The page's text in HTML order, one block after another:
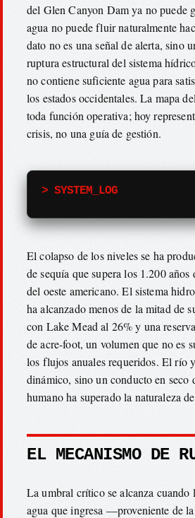
del Glen Canyon Dam ya no puede
agua no puede fluir naturalmente
dato no es una señal de alerta, sino
ruptura estructural del sistema
no contiene suficiente agua para
los estados occidentales. La mapa
toda función operativa; hoy
crisis, no una guía de gestión.
> SYSTEM_LOG
El colapso de los niveles se ha
de sequía que supera los 1.200
del oeste americano. El sistema
ha alcanzado menos de la mitad de
con Lake Mead al 26% y una
de acre-foot, un volumen que no es
los flujos anuales requeridos. El río
dinámico, sino un conducto en seco
humano ha superado la naturaleza
EL MECANISMO DE
La umbral crítico se alcanza cuando
agua que ingresa —proveniente de